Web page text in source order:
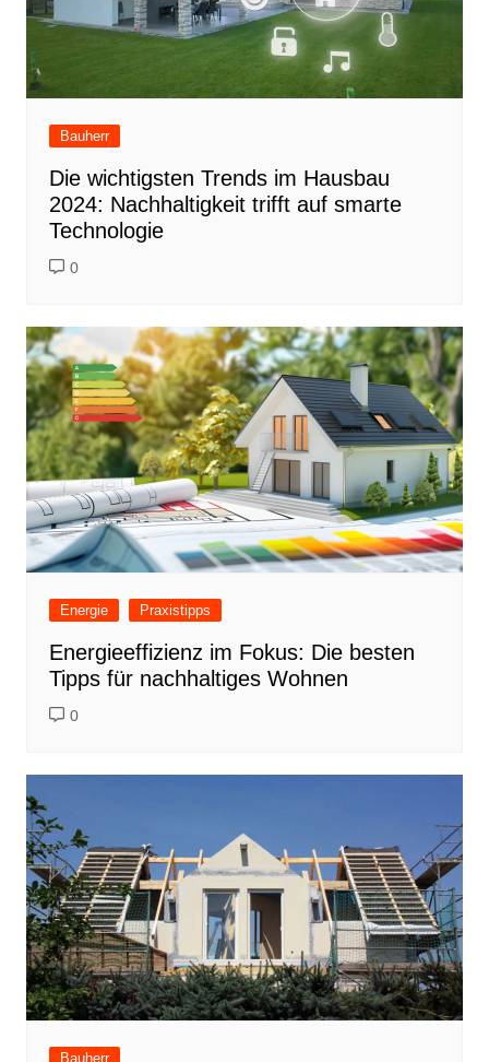
Bauherr
Die wichtigsten Trends im Hausbau
2024: Nachhaltigkeit trifft auf smarte
Technologie
0
Energie Praxistipps
Energieeffizienz im Fokus: Die besten
Tipps für nachhaltiges Wohnen
0
Bauherr